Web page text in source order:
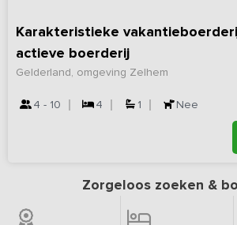
Karakteristieke
actieve boerderij
Gelderland, omgeving Zelhem
4 - 10 4 1 Nee
Zorgeloos zoeken &